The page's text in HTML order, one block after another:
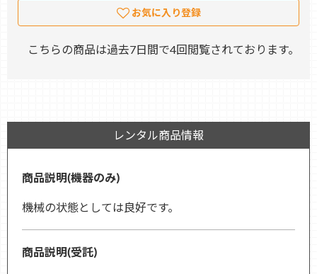
お気に入り登録
こちらの商品は過去7日間で4回閲覧されております。
レンタル商品情報
商品説明(機器のみ)
機械の状態としては良好です。
商品説明(受託)